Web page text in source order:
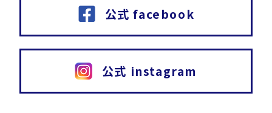
公式 facebook
公式 instagram